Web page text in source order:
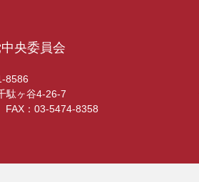
央委員会
8586
駄ヶ谷4-26-7
：03-5474-8358